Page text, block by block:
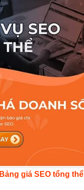
Bảng giá SEO tổng thể